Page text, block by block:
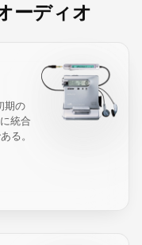
ーディオ
期の
統合
る。